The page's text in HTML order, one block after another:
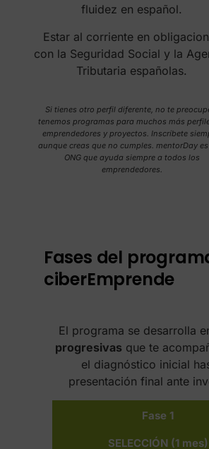
fluidez en español.
Estar al corriente en
con la Seguridad Social y la
Tributaria españolas.
Si tienes otro perfil diferente, no te
tenemos programas para muchos más
emprendedores y proyectos. Inscríbete
aunque creas que no cumples. mentorDay
ONG que ayuda siempre a todos los
emprendedores.
Fases del
ciberEmprende
El programa se desarrolla
progresivas que te
el diagnóstico inicial
presentación final ante
Fase 1
SELECCIÓN (1 mes)